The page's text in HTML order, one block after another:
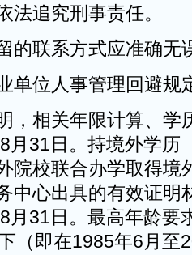
法追究刑事责任。
的联系方式应准确无
单位人事管理回避
，相关年限计算、
月31日。持境外学历
院校联合办学取得境
中心出具的有效证明
月31日。最高年龄要
（即在1985年6月至